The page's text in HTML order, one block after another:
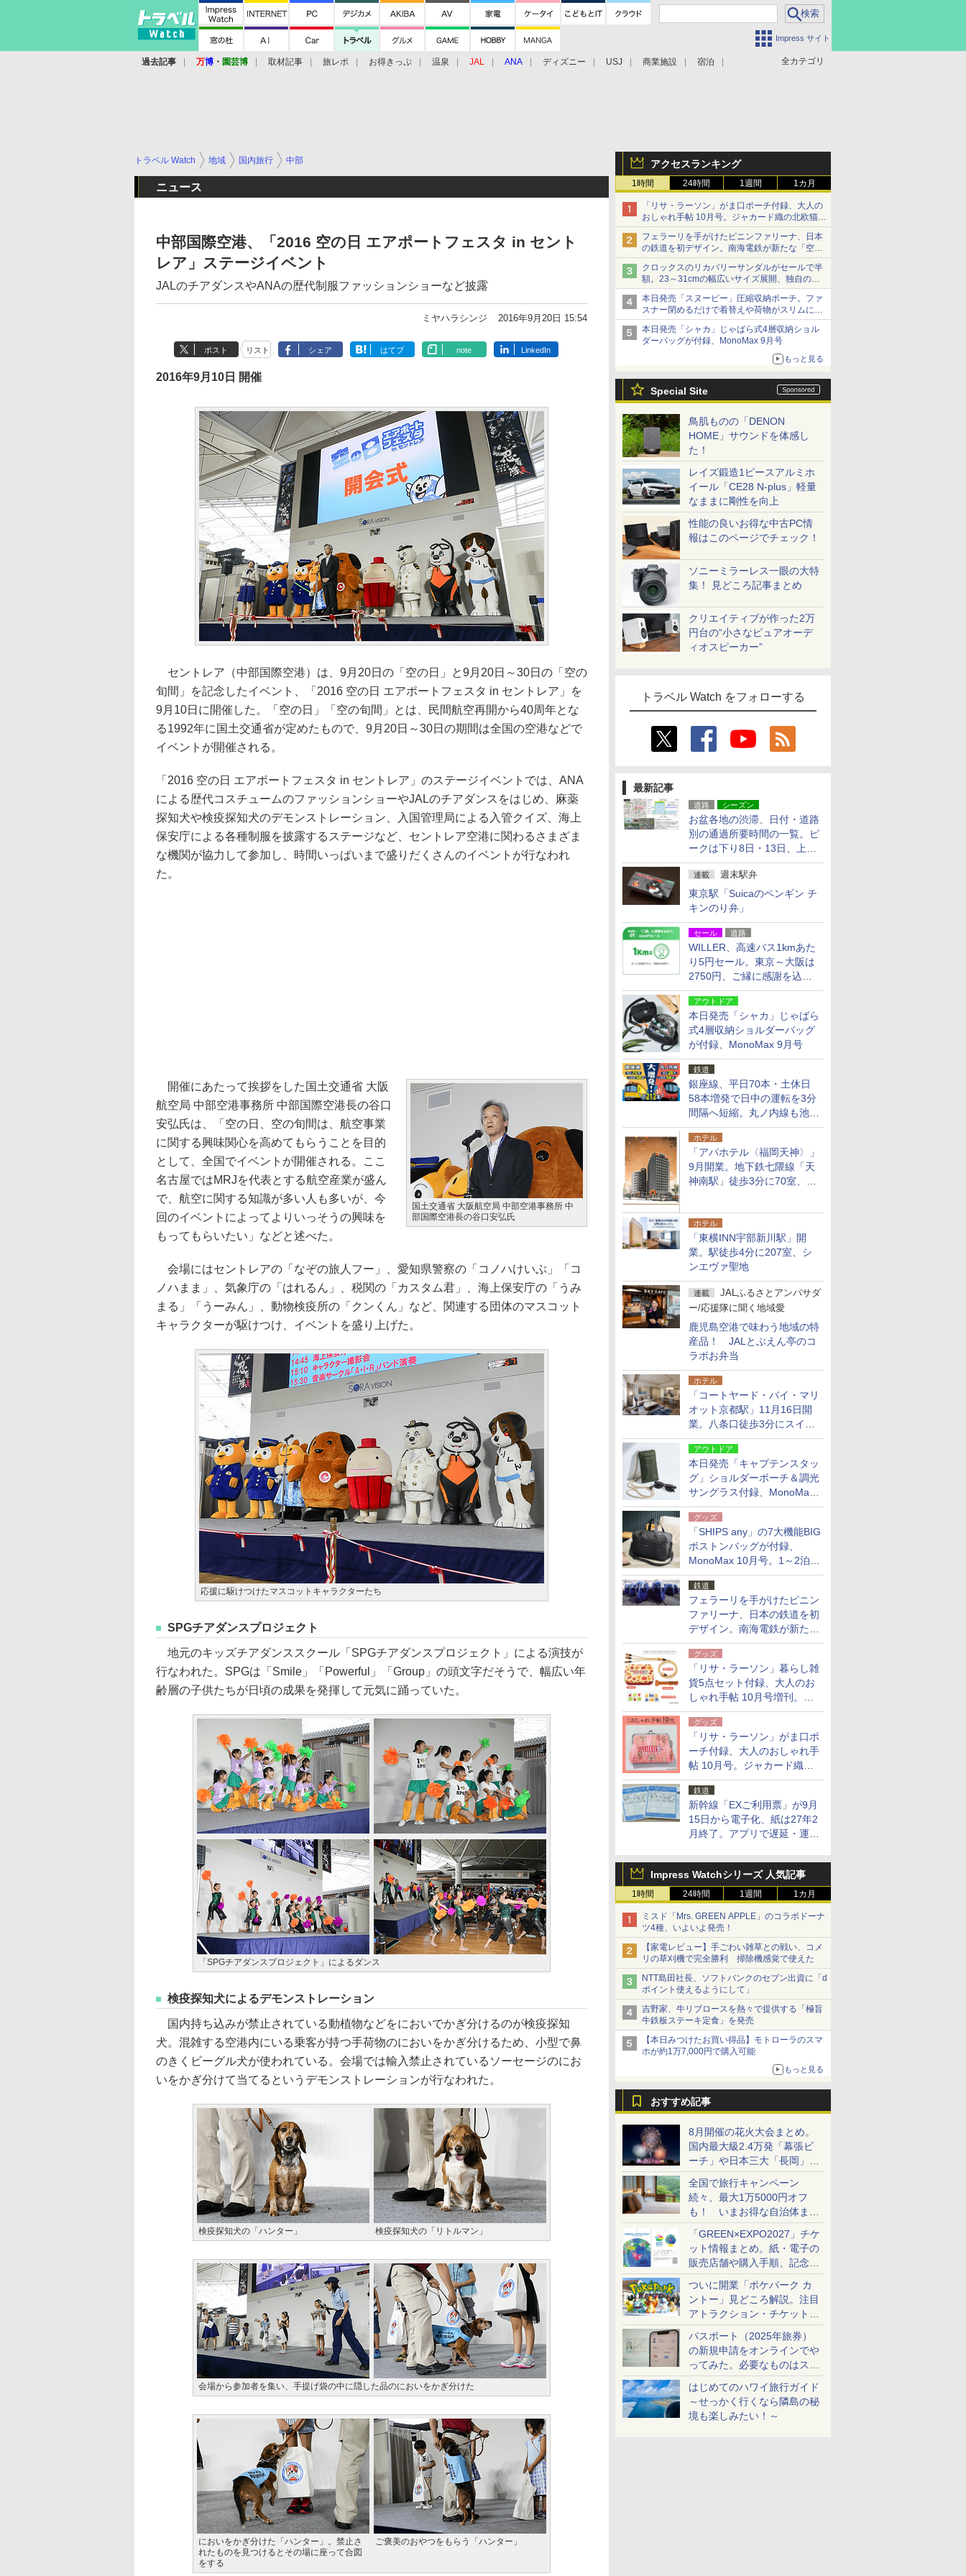
Impress サイト
全カテゴリ
過去記事 万博 ・ 園芸博 取材記事 旅レポ お得きっぷ 温泉 JAL ANA ディズニー USJ 商業施設 宿泊
アクセスランキング
1時間 24時間 1週間 1カ月
「リサ・ラーソン」がま口ポーチ付録、大人の
おしゃれ手帖 10月号。ジャカード織の北欧猫デ
ザイン
フェラーリを手がけたピニンファリーナ、日本
の鉄道を初デザイン。南海電鉄が新たな「空港
特急」をなにわ筋線へ導入
クロックスのリカバリーサンダルがセールで半
額。23～31cmの幅広いサイズ展開、独自のク
ッション素材を採用
本日発売「スヌーピー」圧縮収納ポーチ。ファ
スナー閉めるだけで着替えや荷物がスリムにま
とまる
本日発売「シャカ」じゃばら式4層収納ショル
ダーバッグが付録、MonoMax 9月号
もっと見る
Special Site
鳥肌ものの「DENON
HOME」サウンドを体感し
た！
レイズ鍛造1ピースアルミホ
イール「CE28 N-plus」軽量
なままに剛性を向上
性能の良いお得な中古PC情
報はこのページでチェック！
ソニーミラーレス一眼の大特
集！ 見どころ記事まとめ
クリエイティブが作った2万
円台の“小さなピュアオーデ
ィオスピーカー”
トラベル Watch をフォローする
最新記事
道路 シーズン
お盆各地の渋滞、日付・道路
別の通過所要時間の一覧。ピ
ークは下り8日・13日、上り
14日・15日
連載 週末駅弁
東京駅「Suicaのペンギン チ
キンのり弁」
セール 道路
WILLER、高速バス1kmあた
り5円セール。東京～大阪は
2750円、ご縁に感謝を込め
た20周年記念キャンペーン
アウトドア
本日発売「シャカ」じゃばら
式4層収納ショルダーバッグ
が付録、MonoMax 9月号
鉄道
銀座線、平日70本・土休日
58本増発で日中の運転を3分
間隔へ短縮。丸ノ内線も池袋
～中野坂上を4分間隔に
ホテル
「アパホテル〈福岡天神〉」
9月開業。地下鉄七隈線「天
神南駅」徒歩3分に70室、エ
ホテル
「東横INN宇部新川駅」開
業。駅徒歩4分に207室、シ
ンエヴァ聖地
連載
JALふるさとアンバサダ
ー/応援隊に聞く地域愛
鹿児島空港で味わう地域の特
産品！ JALとぶえん亭のコ
ラボお弁当
ホテル
「コートヤード・バイ・マリ
オット京都駅」11月16日開
業。八条口徒歩3分にスイー
ト含む全270室、ダイニング
も併設
アウトドア
本日発売「キャプテンスタッ
グ」ショルダーポーチ＆調光
サングラス付録、MonoMax
9月号増刊
グッズ
「SHIPS any」の7大機能BIG
ボストンバッグが付録、
MonoMax 10月号。1～2泊の
荷物、キャリーオンも可能
鉄道
フェラーリを手がけたピニン
ファリーナ、日本の鉄道を初
デザイン。南海電鉄が新たな
「空港特急」をなにわ筋線へ
導入
グッズ
「リサ・ラーソン」暮らし雑
貨5点セット付録、大人のお
しゃれ手帖 10月号増刊。
USBケーブルや缶ケースなど
グッズ
「リサ・ラーソン」がま口ポ
ーチ付録、大人のおしゃれ手
帖 10月号。ジャカード織の
北欧猫デザイン
鉄道
新幹線「EXご利用票」が9月
15日から電子化、紙は27年2
月終了。アプリで遅延・運休
Impress Watchシリーズ 人気記事
1時間 24時間 1週間 1カ月
ミスド「Mrs. GREEN APPLE」のコラボドーナ
ツ4種、いよいよ発売！
【家電レビュー】手ごわい雑草との戦い、コメ
リの草刈機で完全勝利 掃除機感覚で使えた
NTT島田社長、ソフトバンクのセブン出資に「d
ポイント使えるようにして」
吉野家、牛リブロースを熱々で提供する「極旨
牛鉄板ステーキ定食」を発売
【本日みつけたお買い得品】モトローラのスマ
ホが約1万7,000円で購入可能
もっと見る
おすすめ記事
8月開催の花火大会まとめ。
国内最大級2.4万発「幕張ビ
ーチ」や日本三大「長岡」な
ど大型イベント目白押し！
全国で旅行キャンペーン
続々、最大1万5000円オフ
も！ いまお得な自治体まと
め
「GREEN×EXPO2027」チケ
ット情報まとめ。紙・電子の
販売店舗や購入手順、記念チ
ケットも解説
ついに開業「ポケパーク カ
ントー」見どころ解説。注目
アトラクション・チケット手
配・来場前に必要な準備は？
パスポート（2025年旅券）
の新規申請をオンラインでや
ってみた。必要なものはスマ
ホとマイナカードのみ
はじめてのハワイ旅行ガイド
～せっかく行くなら隣島の秘
境も楽しみたい！～
トラベル Watch 地域 国内旅行 中部
ニュース
中部国際空港、「2016 空の日 エアポートフェスタ in セント
レア」ステージイベント
JALのチアダンスやANAの歴代制服ファッションショーなど披露
ミヤハラシンジ 2016年9月20日 15:54
ポスト リスト シェア はてブ note LinkedIn
2016年9月10日 開催
セントレア（中部国際空港）は、9月20日の「空の日」と9月20日～30日の「空の
旬間」を記念したイベント、「2016 空の日 エアポートフェスタ in セントレア」を
9月10日に開催した。「空の日」「空の旬間」とは、民間航空再開から40周年とな
る1992年に国土交通省が定めたもので、9月20日～30日の期間は全国の空港などで
イベントが開催される。
「2016 空の日 エアポートフェスタ in セントレア」のステージイベントでは、ANA
による歴代コスチュームのファッションショーやJALのチアダンスをはじめ、麻薬
探知犬や検疫探知犬のデモンストレーション、入国管理局による入管クイズ、海上
保安庁による各種制服を披露するステージなど、セントレア空港に関わるさまざま
な機関が協力して参加し、時間いっぱいまで盛りだくさんのイベントが行なわれ
た。
国土交通省 大阪航空局 中部空港事務所 中
部国際空港長の谷口安弘氏
開催にあたって挨拶をした国土交通省 大阪
航空局 中部空港事務所 中部国際空港長の谷口
安弘氏は、「空の日、空の旬間は、航空事業
に関する興味関心を高めてもらうことを目的
として、全国でイベントが開催される。ここ
名古屋ではMRJを代表とする航空産業が盛ん
で、航空に関する知識が多い人も多いが、今
回のイベントによってよりいっそうの興味を
もってもらいたい」などと述べた。
会場にはセントレアの「なぞの旅人フー」、愛知県警察の「コノハけいぶ」「コ
ノハまま」、気象庁の「はれるん」、税関の「カスタム君」、海上保安庁の「うみ
まる」「うーみん」、動物検疫所の「クンくん」など、関連する団体のマスコット
キャラクターが駆けつけ、イベントを盛り上げた。
応援に駆けつけたマスコットキャラクターたち
SPGチアダンスプロジェクト
地元のキッズチアダンススクール「SPGチアダンスプロジェクト」による演技が
行なわれた。SPGは「Smile」「Powerful」「Group」の頭文字だそうで、幅広い年
齢層の子供たちが日頃の成果を発揮して元気に踊っていた。
「SPGチアダンスプロジェクト」によるダンス
検疫探知犬によるデモンストレーション
国内持ち込みが禁止されている動植物などをにおいでかぎ分けるのが検疫探知
犬。混雑する空港内にいる乗客が持つ手荷物のにおいをかぎ分けるため、小型で鼻
のきくビーグル犬が使われている。会場では輸入禁止されているソーセージのにお
いをかぎ分けて当てるというデモンストレーションが行なわれた。
検疫探知犬の「ハンター」 検疫探知犬の「リトルマン」
会場から参加者を集い、手提げ袋の中に隠した品のにおいをかぎ分けた
においをかぎ分けた「ハンター」。禁止さ
れたものを見つけるとその場に座って合図
をする
ご褒美のおやつをもらう「ハンター」